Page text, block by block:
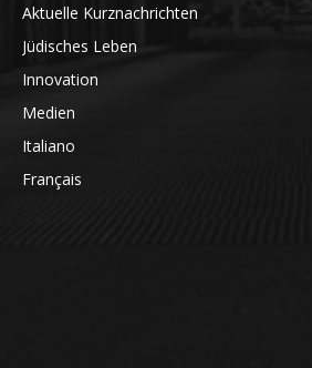
Aktuelle Kurznachrichten
Jüdisches Leben
Innovation
Medien
Italiano
Français